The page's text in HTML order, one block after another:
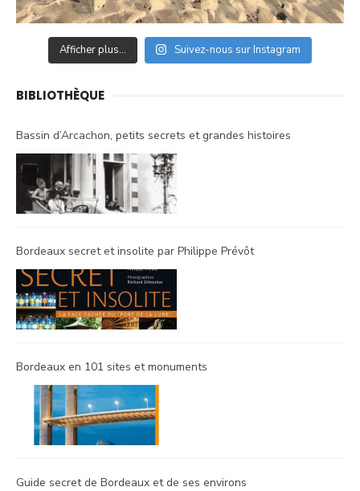
Afficher plus... Suivez-nous sur Instagram
BIBLIOTHÈQUE
Bassin d’Arcachon, petits secrets et grandes histoires
Bordeaux secret et insolite par Philippe Prévôt
Bordeaux en 101 sites et monuments
Guide secret de Bordeaux et de ses environs